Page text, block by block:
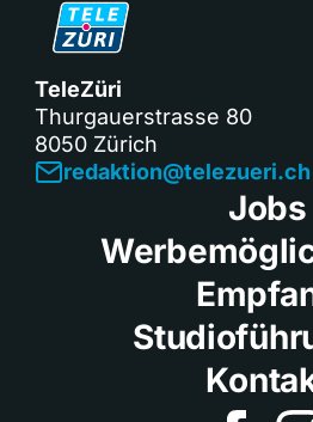
TeleZüri
Thurgauerstrasse 80
8050 Zürich
redaktion@telezueri.ch
Jobs